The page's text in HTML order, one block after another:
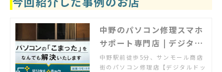
中野のパソコン修理スマホ
サポート専門店 | デジタル
ドック中野サンモール店
中野駅前徒歩5分、サンモール商店
街のパソコン修理店【デジタルドッ